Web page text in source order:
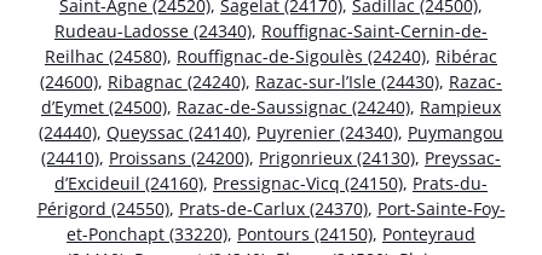
Saint-Agne (24520), Sagelat (24170), Sadillac (24500),
Rudeau-Ladosse (24340), Rouffignac-Saint-Cernin-de-
Reilhac (24580), Rouffignac-de-Sigoulès (24240), Ribérac
(24600), Ribagnac (24240), Razac-sur-l’Isle (24430), Razac-
d’Eymet (24500), Razac-de-Saussignac (24240), Rampieux
(24440), Queyssac (24140), Puyrenier (24340), Puymangou
(24410), Proissans (24200), Prigonrieux (24130), Preyssac-
d’Excideuil (24160), Pressignac-Vicq (24150), Prats-du-
Périgord (24550), Prats-de-Carlux (24370), Port-Sainte-Foy-
et-Ponchapt (33220), Pontours (24150), Ponteyraud